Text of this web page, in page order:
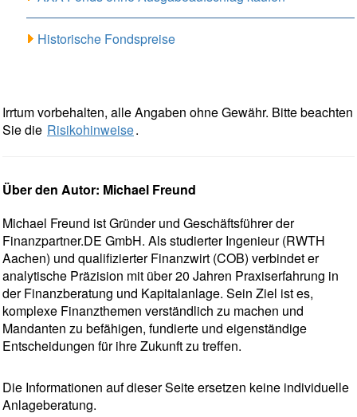
Historische Fondspreise
Irrtum vorbehalten, alle Angaben ohne Gewähr. Bitte beachten
Sie die Risikohinweise.
Über den Autor: Michael Freund
Michael Freund ist Gründer und Geschäftsführer der
Finanzpartner.DE GmbH. Als studierter Ingenieur (RWTH
Aachen) und qualifizierter Finanzwirt (COB) verbindet er
analytische Präzision mit über 20 Jahren Praxiserfahrung in
der Finanzberatung und Kapitalanlage. Sein Ziel ist es,
komplexe Finanzthemen verständlich zu machen und
Mandanten zu befähigen, fundierte und eigenständige
Entscheidungen für ihre Zukunft zu treffen.
Die Informationen auf dieser Seite ersetzen keine individuelle
Anlageberatung.